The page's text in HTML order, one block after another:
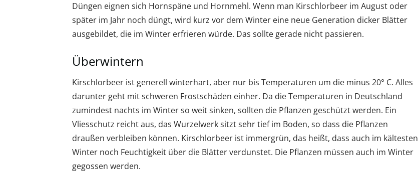
Düngen eignen sich Hornspäne und Hornmehl. Wenn man Kirschlorbeer im August oder
später im Jahr noch düngt, wird kurz vor dem Winter eine neue Generation dicker Blätter
ausgebildet, die im Winter erfrieren würde. Das sollte gerade nicht passieren.
Überwintern
Kirschlorbeer ist generell winterhart, aber nur bis Temperaturen um die minus 20° C. Alles
darunter geht mit schweren Frostschäden einher. Da die Temperaturen in Deutschland
zumindest nachts im Winter so weit sinken, sollten die Pflanzen geschützt werden. Ein
Vliesschutz reicht aus, das Wurzelwerk sitzt sehr tief im Boden, so dass die Pflanzen
draußen verbleiben können. Kirschlorbeer ist immergrün, das heißt, dass auch im kältesten
Winter noch Feuchtigkeit über die Blätter verdunstet. Die Pflanzen müssen auch im Winter
gegossen werden.